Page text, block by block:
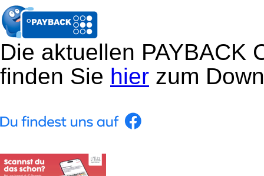
Die aktuellen PAYBACK
finden Sie hier zum